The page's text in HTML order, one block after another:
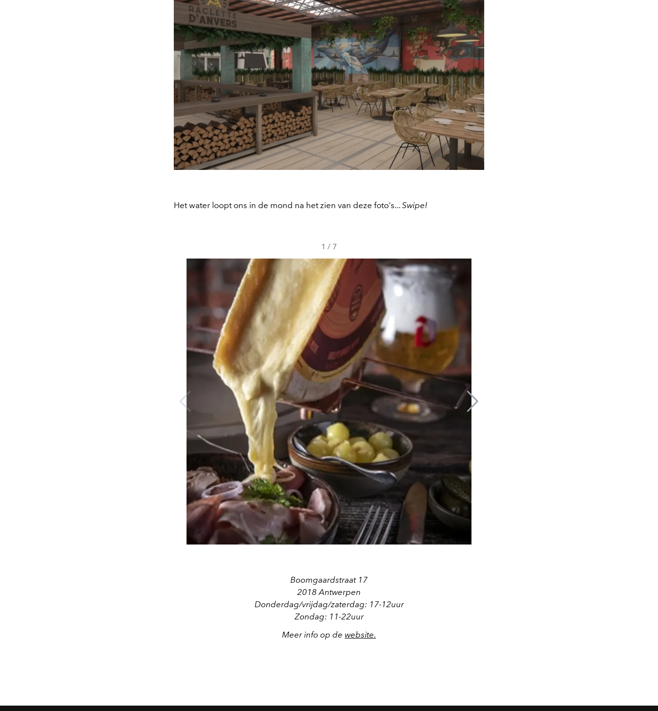
Het water loopt ons in de mond na het zien van deze foto's... Swipe!
1 / 7
Boomgaardstraat 17
2018 Antwerpen
Donderdag/vrijdag/zaterdag: 17-12uur
Zondag: 11-22uur
Meer info op de website.